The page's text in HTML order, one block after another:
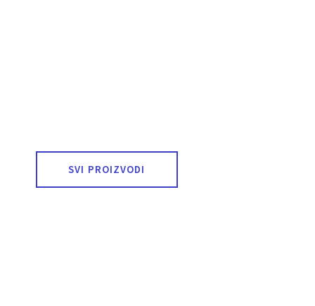
SVI PROIZVODI